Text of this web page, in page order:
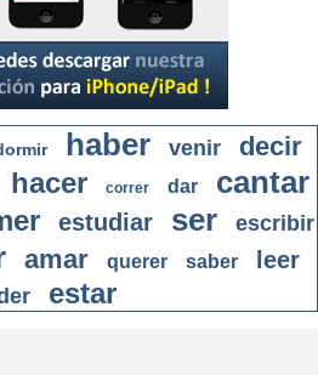
haber venir
decir
hacer correr dar cantar
estudiar ser escribir
amar querer saber leer
estar